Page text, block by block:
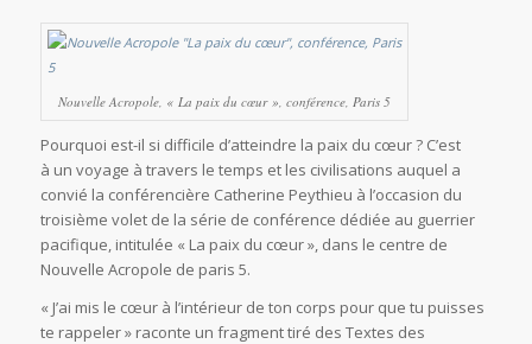
Nouvelle Acropole, « La paix du cœur », conférence, Paris 5
Pourquoi est-il si difficile d’atteindre la paix du cœur ? C’est
à un voyage à travers le temps et les civilisations auquel a
convié la conférencière Catherine Peythieu à l’occasion du
troisième volet de la série de conférence dédiée au guerrier
pacifique, intitulée « La paix du cœur », dans le centre de
Nouvelle Acropole de paris 5.
« J’ai mis le cœur à l’intérieur de ton corps pour que tu puisses
te rappeler » raconte un fragment tiré des Textes des